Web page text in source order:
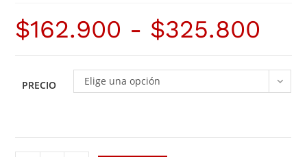
$162.900 - $325.800
PRECIO Elige una opción